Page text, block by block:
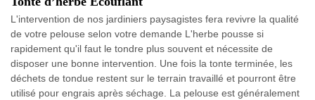
L'intervention de nos jardiniers paysagistes fera revivre la qualité
de votre pelouse selon votre demande L'herbe pousse si
rapidement qu'il faut le tondre plus souvent et nécessite de
disposer une bonne intervention. Une fois la tonte terminée, les
déchets de tondue restent sur le terrain travaillé et pourront être
utilisé pour engrais après séchage. La pelouse est généralement